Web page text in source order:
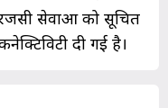
सेवाओं को सूचित
दी गई है।